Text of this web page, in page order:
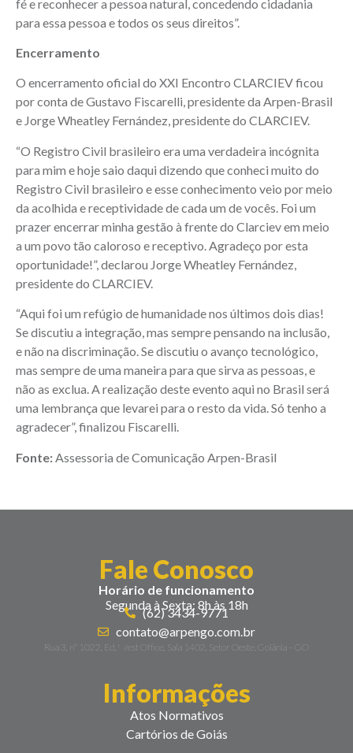
fé e reconhecer a pessoa natural, concedendo cidadania
para essa pessoa e todos os seus direitos”.
Encerramento
O encerramento oficial do XXI Encontro CLARCIEV ficou
por conta de Gustavo Fiscarelli, presidente da Arpen-Brasil
e Jorge Wheatley Fernández, presidente do CLARCIEV.
“O Registro Civil brasileiro era uma verdadeira incógnita
para mim e hoje saio daqui dizendo que conheci muito do
Registro Civil brasileiro e esse conhecimento veio por meio
da acolhida e receptividade de cada um de vocês. Foi um
prazer encerrar minha gestão à frente do Clarciev em meio
a um povo tão caloroso e receptivo. Agradeço por esta
oportunidade!”, declarou Jorge Wheatley Fernández,
presidente do CLARCIEV.
“Aqui foi um refúgio de humanidade nos últimos dois dias!
Se discutiu a integração, mas sempre pensando na inclusão,
e não na discriminação. Se discutiu o avanço tecnológico,
mas sempre de uma maneira para que sirva as pessoas, e
não as exclua. A realização deste evento aqui no Brasil será
uma lembrança que levarei para o resto da vida. Só tenho a
agradecer”, finalizou Fiscarelli.
Fonte: Assessoria de Comunicação Arpen-Brasil
Fale Conosco
Horário de funcionamento
Segunda à Sexta: 8h às 18h
(62) 3434-9771
contato@arpengo.com.br
Rua 3, nº 1022, Ed. West Office, Sala 1402, Setor Oeste. Goiânia – GO
Informações
Atos Normativos
Cartórios de Goiás